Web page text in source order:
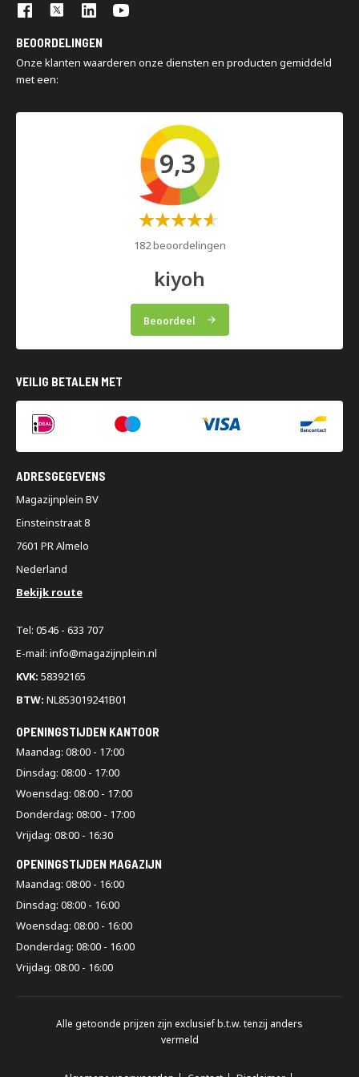
Turn key projecten
Magazijninspecties
oplossingen sluiten optimaal aan bij uw bedrijfsstrategie en
BEOORDELINGEN
Onze klanten waarderen onze diensten en producten gemiddeld
met een:
9,3
Waardering:
182 beoordelingen
kiyoh
Beoordeel
VEILIG BETALEN MET
ADRESGEGEVENS
Magazijnplein BV
Einsteinstraat 8
7601 PR Almelo
Nederland
Bekijk route
Tel: 0546 - 633 707
E-mail: info@magazijnplein.nl
KVK: 58392165
BTW: NL853019241B01
OPENINGSTIJDEN KANTOOR
Maandag: 08:00 - 17:00
Dinsdag: 08:00 - 17:00
Woensdag: 08:00 - 17:00
Donderdag: 08:00 - 17:00
Vrijdag: 08:00 - 16:30
OPENINGSTIJDEN MAGAZIJN
Maandag: 08:00 - 16:00
Dinsdag: 08:00 - 16:00
Woensdag: 08:00 - 16:00
Donderdag: 08:00 - 16:00
Vrijdag: 08:00 - 16:00
Alle getoonde prijzen zijn exclusief b.t.w. tenzij anders
vermeld